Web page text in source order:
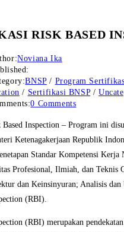
RISK BASED
Noviana Ika
BNSP / Program
/ Sertifikasi BNSP /
0 Comments
Inspection – Program ini
Ketenagakerjaan Republik
Standar Kompetensi Kerja
Profesional, Ilmiah, dan Teknis
dan Keinsinyuran; Analisis dan
(RBI).
(RBI) merupakan